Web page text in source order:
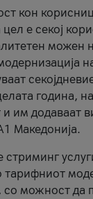
кон
е секој
можен
година,
им додаваат
Македонија.
тарифниот
со можност да